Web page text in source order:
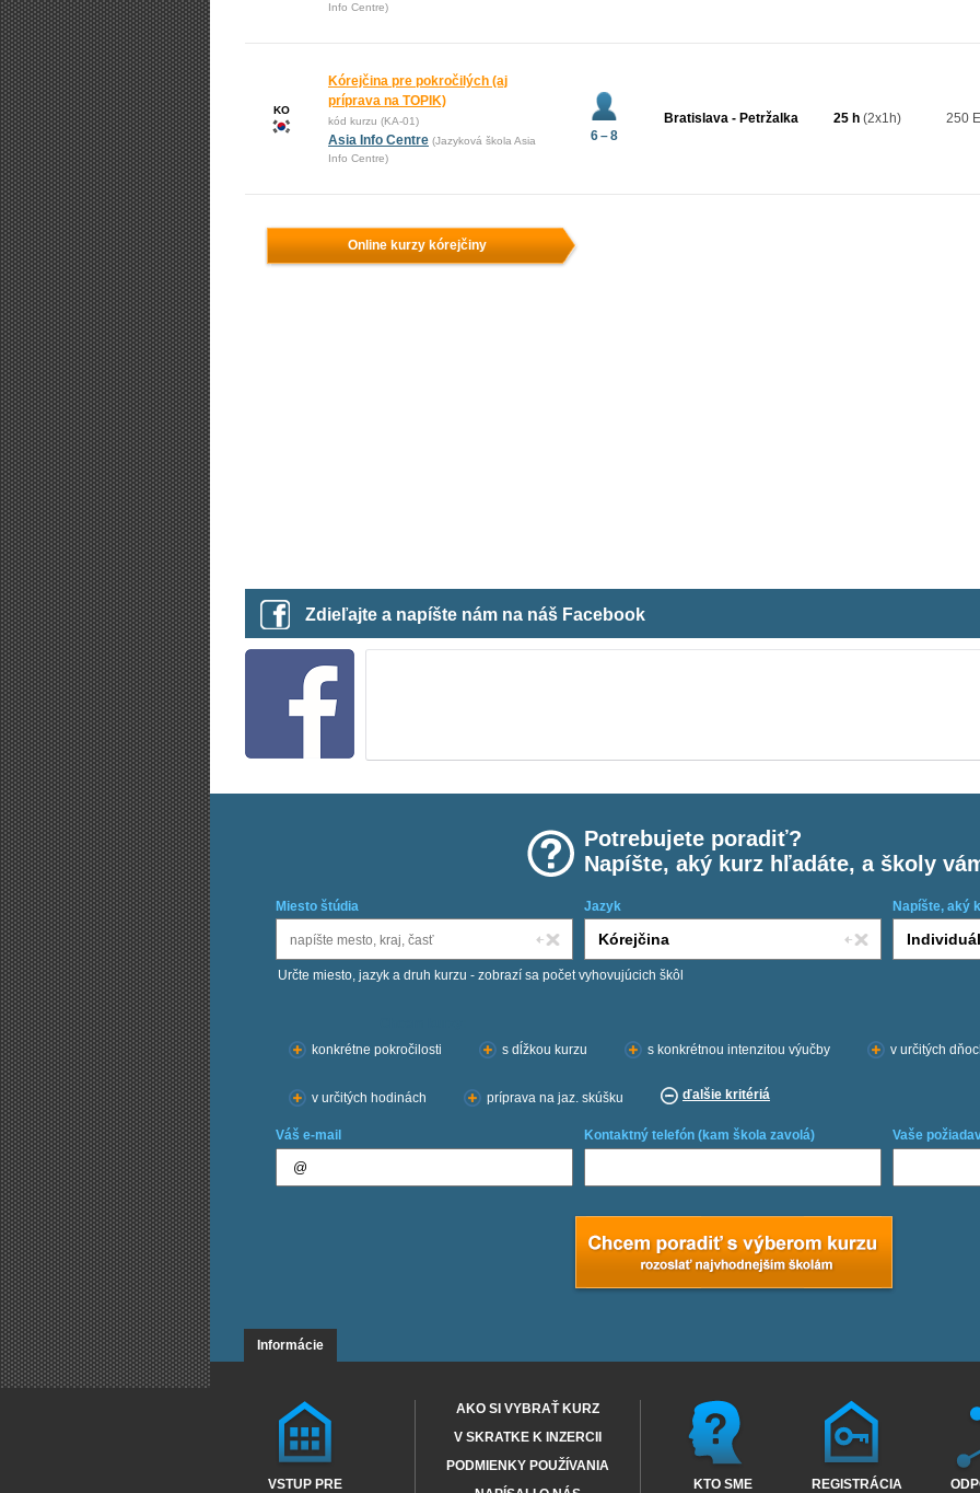
Info Centre)
KO
Kórejčina pre pokročilých (aj
príprava na TOPIK)
kód kurzu (KA-01)
Asia Info Centre (Jazyková škola Asia
Info Centre)
6 – 8
Bratislava - Petržalka 25 h (2x1h) 250
Online kurzy kórejčiny
Zdieľajte a napíšte nám na náš Facebook
Potrebujete poradiť?
Napíšte, aký kurz hľadáte, a školy
Miesto štúdia Jazyk Napíšte, aký
Určte miesto, jazyk a druh kurzu - zobrazí sa počet vyhovujúcich škôl
konkrétne pokročilosti
s dĺžkou kurzu s konkrétnou intenzitou výučby v určitých
v určitých hodinách príprava na jaz. skúšku ďalšie kritériá
Váš e-mail Kontaktný telefón (kam škola zavolá) Vaše
Informácie
VSTUP PRE
AKO SI VYBRAŤ KURZ
V SKRATKE K INZERCII
PODMIENKY POUŽÍVANIA
KTO SME REGISTRÁCIA